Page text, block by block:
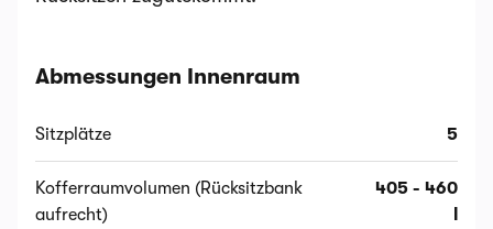
Abmessungen Innenraum
Sitzplätze 5
Kofferraumvolumen (Rücksitzbank
aufrecht)
405 - 460